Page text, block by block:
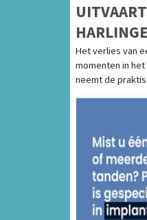
Het verlies van
momenten in
neemt de